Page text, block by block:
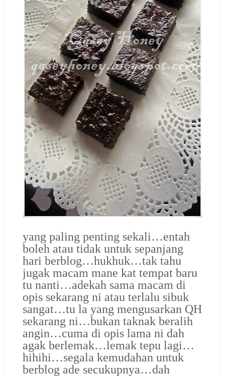
yang paling penting sekali…entah
boleh atau tidak untuk sepanjang
hari berblog…hukhuk…tak tahu
jugak macam mane kat tempat baru
tu nanti…adekah sama macam di
opis sekarang ni atau terlalu sibuk
sangat…tu la yang mengusarkan QH
sekarang ni…bukan taknak beralih
angin…cuma di opis lama ni dah
agak berlemak…lemak tepu lagi…
hihihi…segala kemudahan untuk
berblog ade secukupnya…dah